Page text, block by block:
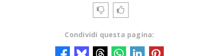
Condividi questa pagina: